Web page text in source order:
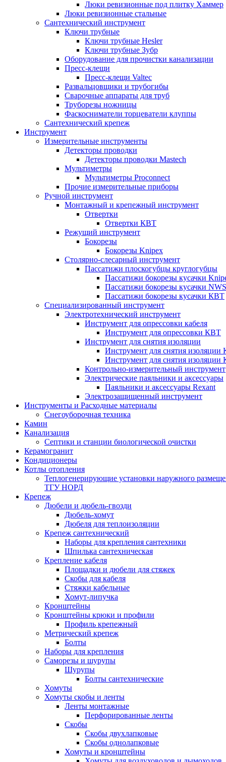
Люки ревизионные под плитку Хаммер
Люки ревизионные стальные
Сантехнический инструмент
Ключи трубные
Ключи трубные Hesler
Ключи трубные Зубр
Оборудование для прочистки канализации
Пресс-клещи
Пресс-клещи Valtec
Развальцовщики и трубогибы
Сварочные аппараты для труб
Труборезы ножницы
Фаскосниматели торцеватели клуппы
Сантехнический крепеж
Инструмент
Измерительные инструменты
Детекторы проводки
Детекторы проводки Mastech
Мультиметры
Мультиметры Proconnect
Прочие измерительные приборы
Ручной инструмент
Монтажный и крепежный инструмент
Отвертки
Отвертки КВТ
Режущий инструмент
Бокорезы
Бокорезы Knipex
Столярно-слесарный инструмент
Пассатижи плоскогубцы круглогубцы
Пассатижи бокорезы кусачки
Пассатижи бокорезы кусачки NWS
Пассатижи бокорезы кусачки КВТ
Специализированный инструмент
Электротехнический инструмент
Инструмент для опрессовки кабеля
Инструмент для опрессовки КВТ
Инструмент для снятия изоляции
Инструмент для снятия изоляции
Инструмент для снятия
Контрольно-измерительный инструмент
Электрические паяльники и аксессуары
Паяльники и аксессуары Rexant
Электрозащищенный инструмент
Инструменты и Расходные материалы
Снегоуборочная техника
Камин
Канализация
Септики и станции биологической очистки
Керамогранит
Кондиционеры
Котлы отопления
Теплогенерирующие установки наружного
ТГУ НОРД
Крепеж
Дюбели и дюбель-гвозди
Дюбель-хомут
Дюбеля для теплоизоляции
Крепеж сантехнический
Наборы для крепления сантехники
Шпилька сантехническая
Крепление кабеля
Площадки и дюбели для стяжек
Скобы для кабеля
Стяжки кабельные
Хомут-липучка
Кронштейны
Кронштейны крюки и профили
Профиль крепежный
Метрический крепеж
Болты
Наборы для крепления
Саморезы и шурупы
Шурупы
Болты сантехнические
Хомуты
Хомуты скобы и ленты
Ленты монтажные
Перфорированные ленты
Скобы
Скобы двухлапковые
Скобы однолапковые
Хомуты и кронштейны